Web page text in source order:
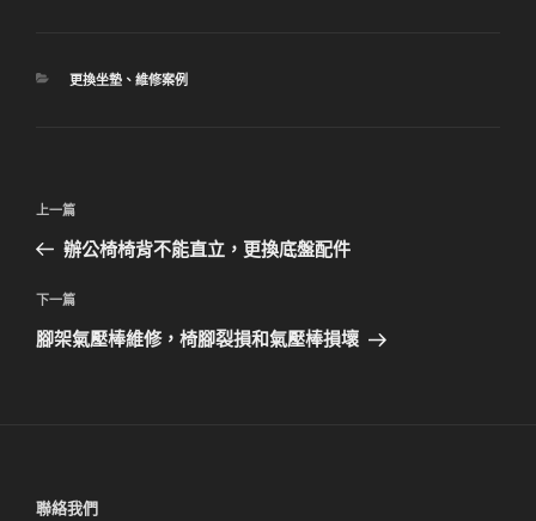
分
更換坐墊、 維修案例
文
導
覽
上
一
文
章
上一篇
辦公椅椅背不能直立，更換底盤配件
下
一
下一篇
腳架氣壓棒維修，椅腳裂損和氣壓棒損壞
聯絡我們